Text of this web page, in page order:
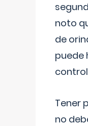
noto
de
puede
Tener
no